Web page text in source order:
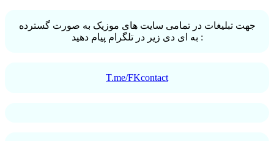
جهت تبلیغات در تمامی سایت های موزیک به صورت گسترده
به ای دی زیر در تلگرام پیام دهید :
T.me/FKcontact